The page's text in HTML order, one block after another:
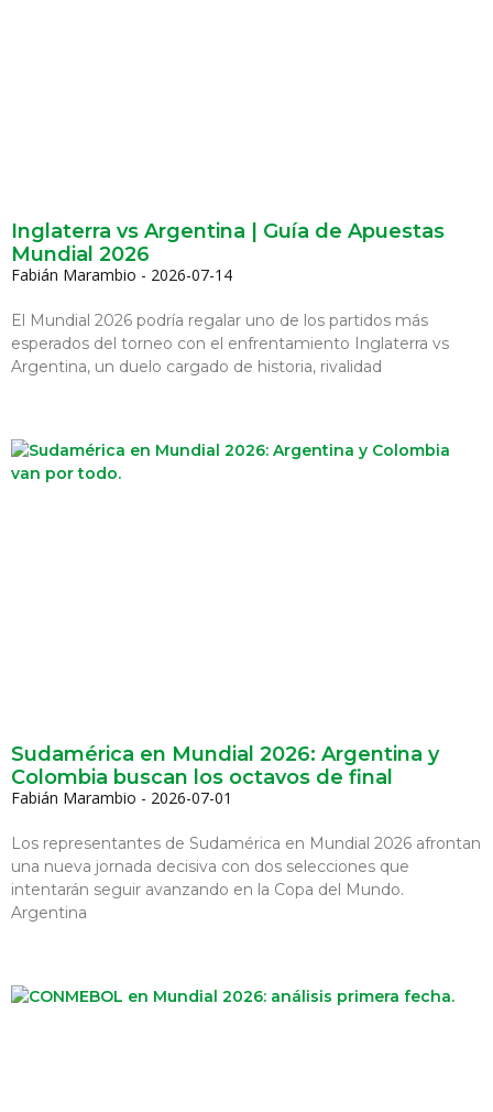
Inglaterra vs Argentina | Guía de Apuestas
Mundial 2026
Fabián Marambio 2026-07-14
El Mundial 2026 podría regalar uno de los partidos más
esperados del torneo con el enfrentamiento Inglaterra vs
Argentina, un duelo cargado de historia, rivalidad
Sudamérica en Mundial 2026: Argentina y
Colombia buscan los octavos de final
Fabián Marambio 2026-07-01
Los representantes de Sudamérica en Mundial 2026 afrontan
una nueva jornada decisiva con dos selecciones que
intentarán seguir avanzando en la Copa del Mundo.
Argentina